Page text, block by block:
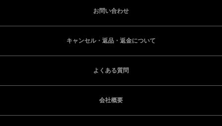
お問い合わせ
キャンセル・返品・返金について
よくある質問
会社概要